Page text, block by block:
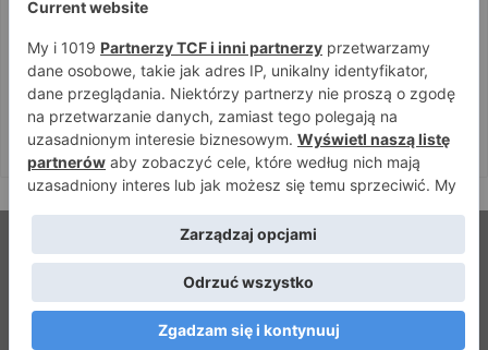
Vitalii Yakymenko będzie bronił pasa na XTB KSW 122!
Marcello Morelli przed kolejną wielką szansą
6 sierpnia 2026
Iwo Baraniewski wystąpi na UFC 331. Polak częścią
mocnej karty walk
Home
Redakcja Kontakt
FacebookYouTube
RSS